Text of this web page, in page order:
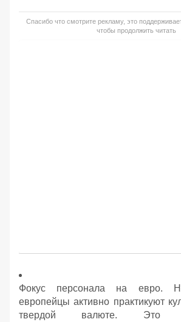
Спасибо что смотрите рекламу, это
чтобы продолжить читать
Фокус персонала на евро.
европейцы активно практикуют
твердой валюте. Это